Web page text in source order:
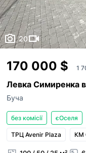
20
170 000 $ 1
Левка Симиренка
Буча
без комісії єОселя
ТРЦ Avenir Plaza КМ